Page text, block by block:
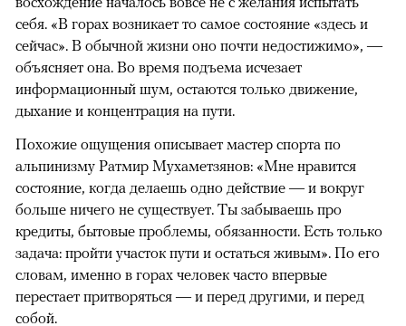
себя. «В горах возникает то самое состояние «здесь и
сейчас». В обычной жизни оно почти недостижимо», —
объясняет она. Во время подъема исчезает
информационный шум, остаются только движение,
дыхание и концентрация на пути.
Похожие ощущения описывает мастер спорта по
альпинизму Ратмир Мухаметзянов: «Мне нравится
состояние, когда делаешь одно действие — и вокруг
больше ничего не существует. Ты забываешь про
кредиты, бытовые проблемы, обязанности. Есть только
задача: пройти участок пути и остаться живым». По его
словам, именно в горах человек часто впервые
перестает притворяться — и перед другими, и перед
собой.